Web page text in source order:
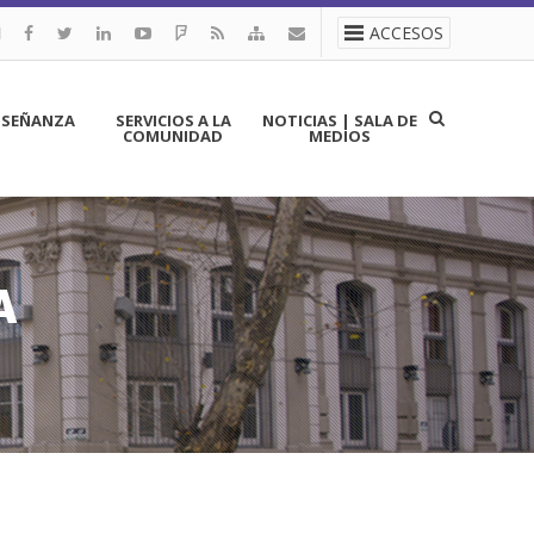
ACCESOS
SERVICIOS A LA
COMUNIDAD
NOTICIAS | SALA DE
MEDIOS